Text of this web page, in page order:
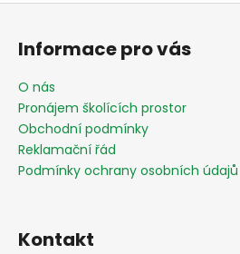
Informace pro vás
O nás
Pronájem školících prostor
Obchodní podmínky
Reklamační řád
Podmínky ochrany osobních údajů
Kontakt